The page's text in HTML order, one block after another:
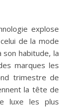
de la mode
son habitude, la
marques les
trimestre de
la tête de
luxe les plus